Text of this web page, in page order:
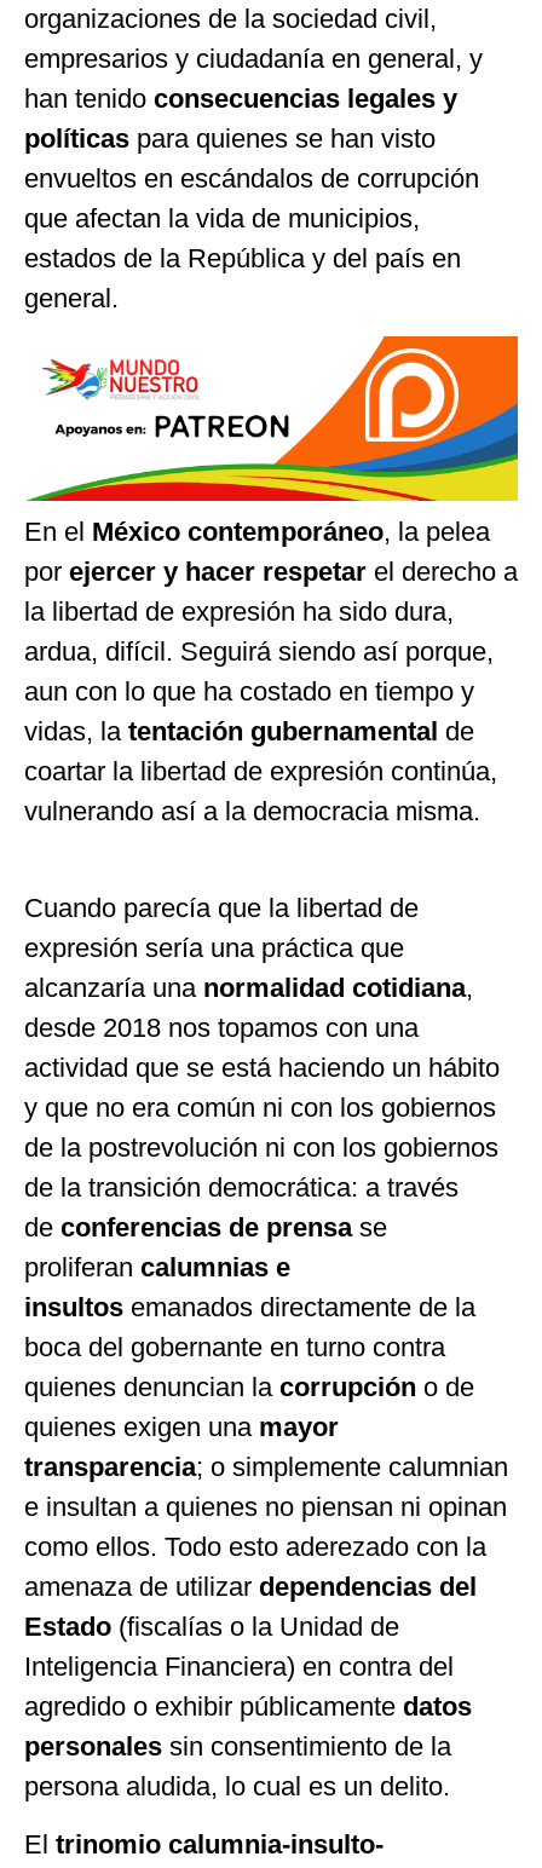
organizaciones de la sociedad civil,
empresarios y ciudadanía en general, y
han tenido consecuencias legales y
políticas para quienes se han visto
envueltos en escándalos de corrupción
que afectan la vida de municipios,
estados de la República y del país en
general.
En el México contemporáneo, la pelea
por ejercer y hacer respetar el derecho a
la libertad de expresión ha sido dura,
ardua, difícil. Seguirá siendo así porque,
aun con lo que ha costado en tiempo y
vidas, la tentación gubernamental de
coartar la libertad de expresión continúa,
vulnerando así a la democracia misma.
Cuando parecía que la libertad de
expresión sería una práctica que
alcanzaría una normalidad cotidiana,
desde 2018 nos topamos con una
actividad que se está haciendo un hábito
y que no era común ni con los gobiernos
de la postrevolución ni con los gobiernos
de la transición democrática: a través
de conferencias de prensase
proliferan calumnias e
insultos emanados directamente de la
boca del gobernante en turno contra
quienes denuncian la corrupción o de
quienes exigen una mayor
transparencia; o simplemente calumnian
e insultan a quienes no piensan ni opinan
como ellos. Todo esto aderezado con la
amenaza de utilizar dependencias del
Estado (fiscalías o la Unidad de
Inteligencia Financiera) en contra del
agredido o exhibir públicamente datos
personales sin consentimiento de la
persona aludida, lo cual es un delito.
El trinomio calumnia-insulto-